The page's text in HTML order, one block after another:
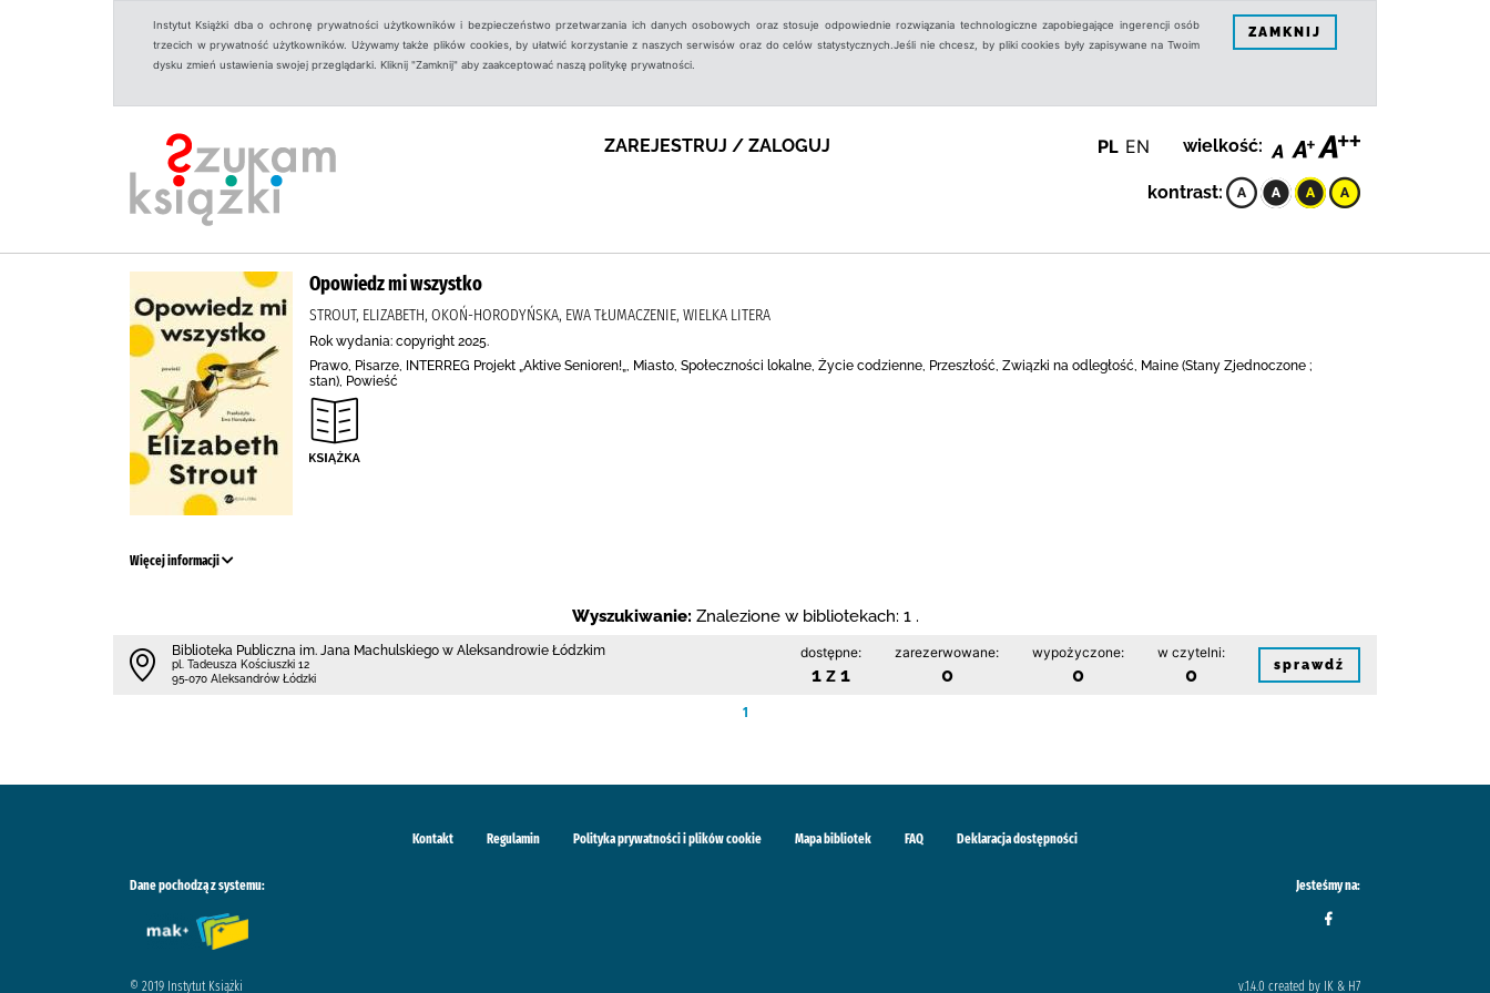
Instytut Książki dba o ochronę prywatności użytkowników i bezpieczeństwo przetwarzania ich danych osobowych oraz stosuje odpowiednie rozwiązania technologiczne zapobiegające ingerencji osób
trzecich w prywatność użytkowników. Używamy także plików cookies, by ułatwić korzystanie z naszych serwisów oraz do celów statystycznych.Jeśli nie chcesz, by pliki cookies były zapisywane na Twoim
dysku zmień ustawienia swojej przeglądarki. Kliknij "Zamknij" aby zaakceptować naszą politykę prywatności.
ZAMKNIJ
ZAREJESTRUJ / ZALOGUJ PL EN wielkość:
kontrast:
Opowiedz mi wszystko
STROUT, ELIZABETH, OKOŃ-HORODYŃSKA, EWA TŁUMACZENIE, WIELKA LITERA
Rok wydania: copyright 2025.
Prawo, Pisarze, INTERREG Projekt „Aktive Senioren!„, Miasto, Społeczności lokalne, Życie codzienne, Przeszłość, Związki na odległość, Maine (Stany Zjednoczone ;
stan), Powieść
Więcej informacji
Wyszukiwanie: Znalezione w bibliotekach: 1 .
Biblioteka Publiczna im. Jana Machulskiego w Aleksandrowie Łódzkim
pl. Tadeusza Kościuszki 12
95-070 Aleksandrów Łódzki
dostępne:
1 z 1
zarezerwowane:
0
wypożyczone:
0
w czytelni:
0 sprawdź
1
Kontakt Regulamin Polityka prywatności i plików cookie Mapa bibliotek FAQ Deklaracja dostępności
Dane pochodzą z systemu: Jesteśmy na:
© 2019 Instytut Książki v.1.4.0 created by IK & H7